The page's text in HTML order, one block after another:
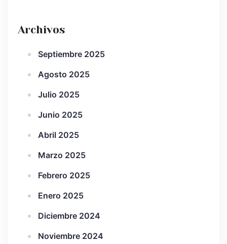
Archivos
Septiembre 2025
Agosto 2025
Julio 2025
Junio 2025
Abril 2025
Marzo 2025
Febrero 2025
Enero 2025
Diciembre 2024
Noviembre 2024